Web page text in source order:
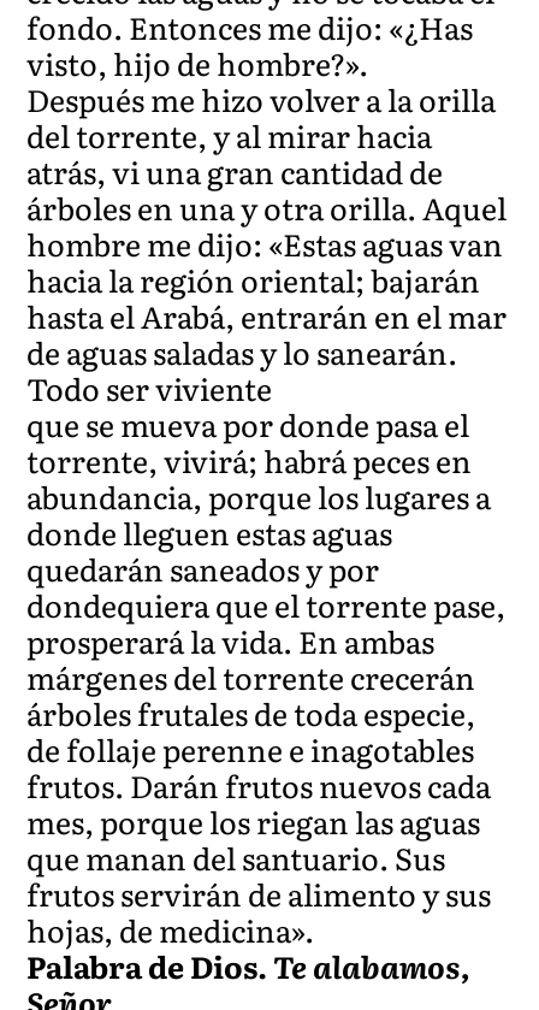
fondo. Entonces me dijo: «¿Has
visto, hijo de hombre?».
Después me hizo volver a la orilla
del torrente, y al mirar hacia
atrás, vi una gran cantidad de
árboles en una y otra orilla. Aquel
hombre me dijo: «Estas aguas van
hacia la región oriental; bajarán
hasta el Arabá, entrarán en el mar
de aguas saladas y lo sanearán.
Todo ser viviente
que se mueva por donde pasa el
torrente, vivirá; habrá peces en
abundancia, porque los lugares a
donde lleguen estas aguas
quedarán saneados y por
dondequiera que el torrente pase,
prosperará la vida. En ambas
márgenes del torrente crecerán
árboles frutales de toda especie,
de follaje perenne e inagotables
frutos. Darán frutos nuevos cada
mes, porque los riegan las aguas
que manan del santuario. Sus
frutos servirán de alimento y sus
hojas, de medicina».
Palabra de Dios.Te alabamos,